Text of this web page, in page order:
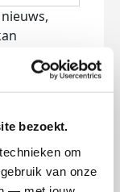
bezoekt.
om
van onze
Team